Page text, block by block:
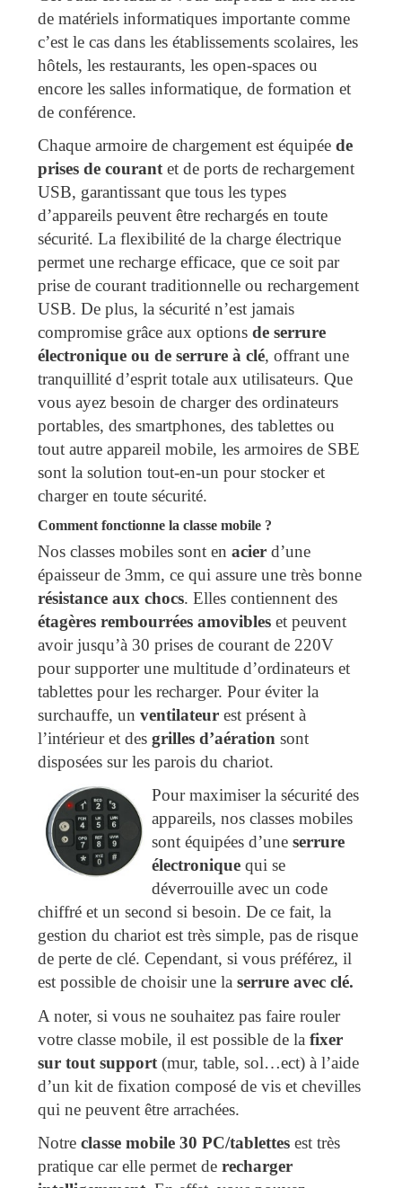
de matériels informatiques importante comme
c’est le cas dans les établissements scolaires, les
hôtels, les restaurants, les open-spaces ou
encore les salles informatique, de formation et
de conférence.
Chaque armoire de chargement est équipée de
prises de courant et de ports de rechargement
USB, garantissant que tous les types
d’appareils peuvent être rechargés en toute
sécurité. La flexibilité de la charge électrique
permet une recharge efficace, que ce soit par
prise de courant traditionnelle ou rechargement
USB. De plus, la sécurité n’est jamais
compromise grâce aux options de serrure
électronique ou de serrure à clé, offrant une
tranquillité d’esprit totale aux utilisateurs. Que
vous ayez besoin de charger des ordinateurs
portables, des smartphones, des tablettes ou
tout autre appareil mobile, les armoires de SBE
sont la solution tout-en-un pour stocker et
charger en toute sécurité.
Comment fonctionne la classe mobile ?
Nos classes mobiles sont en acier d’une
épaisseur de 3mm, ce qui assure une très bonne
résistance aux chocs. Elles contiennent des
étagères rembourrées amovibles et peuvent
avoir jusqu’à 30 prises de courant de 220V
pour supporter une multitude d’ordinateurs et
tablettes pour les recharger. Pour éviter la
surchauffe, un ventilateur est présent à
l’intérieur et des grilles d’aération sont
disposées sur les parois du chariot.
Pour maximiser la sécurité des
appareils, nos classes mobiles
sont équipées d’une serrure
électronique qui se
déverrouille avec un code
chiffré et un second si besoin. De ce fait, la
gestion du chariot est très simple, pas de risque
de perte de clé. Cependant, si vous préférez, il
est possible de choisir une la serrure avec clé.
A noter, si vous ne souhaitez pas faire rouler
votre classe mobile, il est possible de la fixer
sur tout support (mur, table, sol…ect) à l’aide
d’un kit de fixation composé de vis et chevilles
qui ne peuvent être arrachées.
Notre classe mobile 30 PC/tablettes est très
pratique car elle permet de recharger